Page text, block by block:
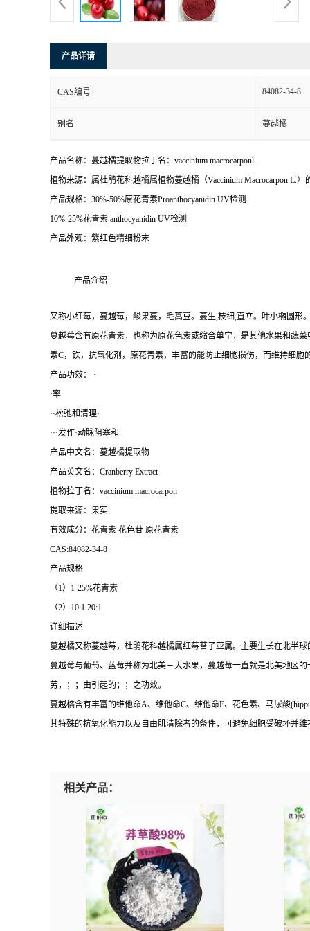
产品详请
CAS编号 84082-34-8
别名 蔓越橘
产品名称：蔓越橘提取物拉丁名：vaccinium macrocarponl.
植物来源：属杜鹃花科越橘属植物蔓越橘（Vaccinium Macrocarpon L.）
产品规格：30%-50%原花青素Proanthocyanidin UV检测
10%-25%花青素 anthocyanidin UV检测
产品外观：紫红色精细粉末
产品介绍
又称小红莓，蔓越莓，酸果蔓，毛蒿豆。蔓生,枝细,直立。叶小椭圆
蔓越莓含有原花青素，也称为原花色素或缩合单宁，是其他水果和蔬
素C，铁，抗氧化剂，原花青素，丰富的能防止细胞损伤，而维持细胞
产品功效： ·
·率
··松弛和清理·
···发作·动脉阻塞和
产品中文名：蔓越橘提取物
产品英文名：Cranberry Extract
植物拉丁名：vaccinium macrocarpon
提取来源：果实
有效成分：花青素 花色苷 原花青素
CAS:84082-34-8
产品规格
（1）1-25%花青素
（2）10:1 20:1
详细描述
蔓越橘又称蔓越莓，杜鹃花科越橘属红莓苔子亚属。主要生长在北半
蔓越莓与葡萄、蓝莓并称为北美三大水果，蔓越莓一直就是北美地区
劳，；；由引起的；；之功效。
蔓越橘含有丰富的维他命A、维他命C、维他命E、花色素、马尿酸
其特殊的抗氧化能力以及自由肌清除者的条件，可避免细胞受破坏并
相关产品：